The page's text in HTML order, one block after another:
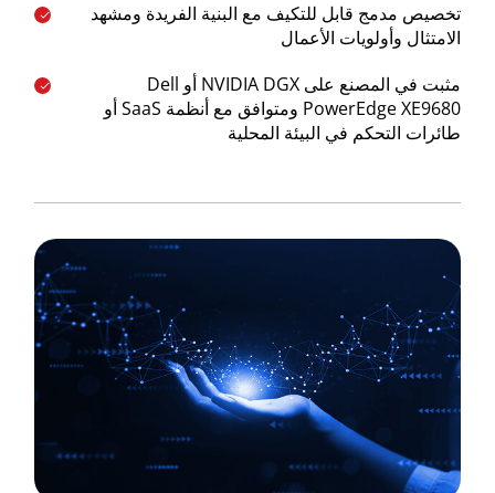
تخصيص مدمج قابل للتكيف مع البنية الفريدة ومشهد
الامتثال وأولويات الأعمال
مثبت في المصنع على NVIDIA DGX أو Dell
PowerEdge XE9680 ومتوافق مع أنظمة SaaS أو
طائرات التحكم في البيئة المحلية